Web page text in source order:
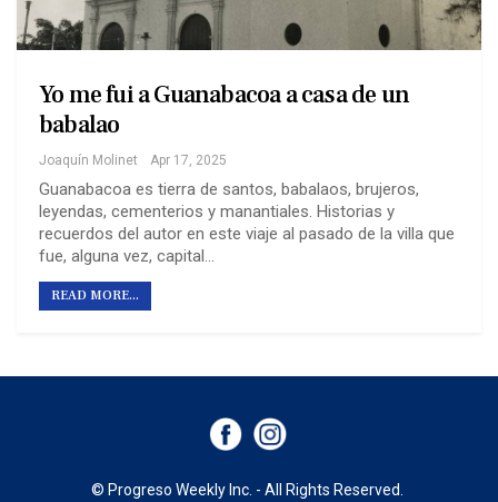
Yo me fui a Guanabacoa a casa de un
babalao
Joaquín Molinet Apr 17, 2025
Guanabacoa es tierra de santos, babalaos, brujeros,
leyendas, cementerios y manantiales. Historias y
recuerdos del autor en este viaje al pasado de la villa que
fue, alguna vez, capital…
READ MORE...
© Progreso Weekly Inc. - All Rights Reserved.